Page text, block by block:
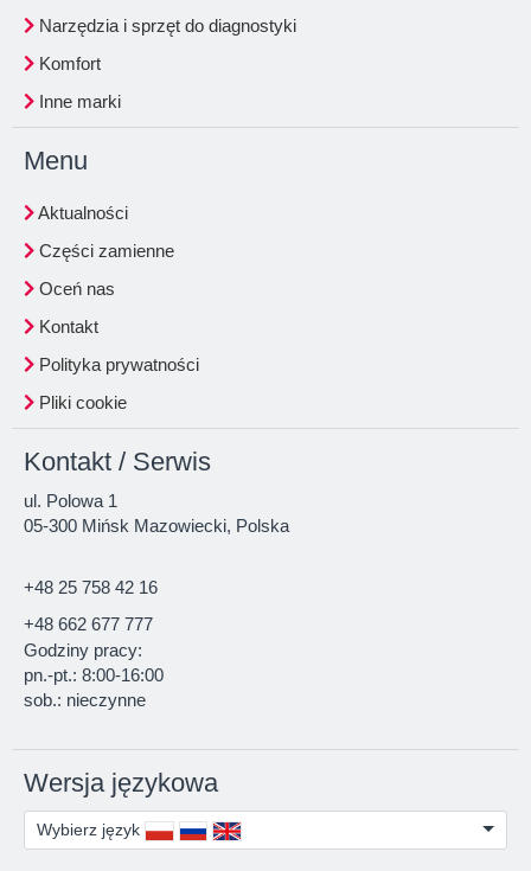
Narzędzia i sprzęt do diagnostyki
Komfort
Inne marki
Menu
Aktualności
Części zamienne
Oceń nas
Kontakt
Polityka prywatności
Pliki cookie
Kontakt / Serwis
ul. Polowa 1
05-300 Mińsk Mazowiecki, Polska
+48 25 758 42 16
+48 662 677 777
Godziny pracy:
pn.-pt.: 8:00-16:00
sob.: nieczynne
Wersja językowa
Wybierz język